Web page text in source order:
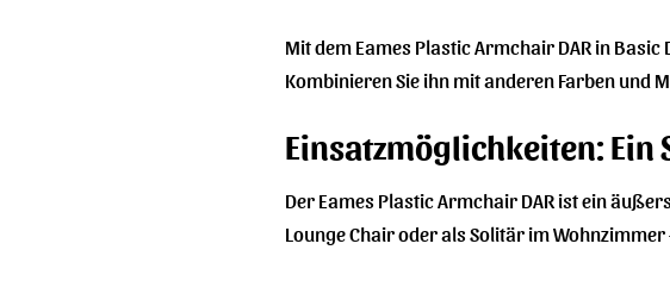
Mit dem Eames Plastic Armchair DAR in
Kombinieren Sie ihn mit anderen Farben und
Einsatzmöglichkeiten: Ein
Der Eames Plastic Armchair DAR ist ein
Lounge Chair oder als Solitär im